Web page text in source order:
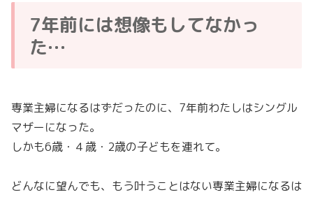
7年前には想像もしてなかっ
た…
専業主婦になるはずだったのに、7年前わたしはシングル
マザーになった。
しかも6歳・４歳・2歳の子どもを連れて。
どんなに望んでも、もう叶うことはない専業主婦になるは